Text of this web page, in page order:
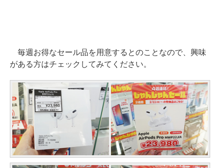
毎週お得なセール品を用意するとのことなので、興味
がある方はチェックしてみてください。